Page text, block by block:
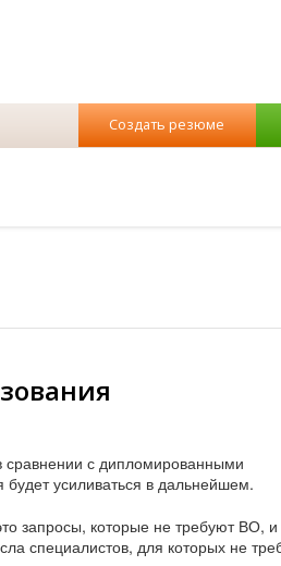
Создать резюме
сравнении с дипломированными
усиливаться в дальнейшем.
запросы, которые не требуют ВО,
специалистов, для которых не